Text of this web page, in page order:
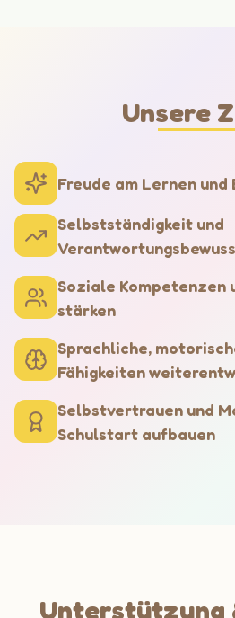
Unsere
Freude am Lernen und
Selbstständigkeit und
Soziale Kompetenzen
stärken
Sprachliche,
Fähigkeiten
Selbstvertrauen und
Schulstart aufbauen
Unterstützung